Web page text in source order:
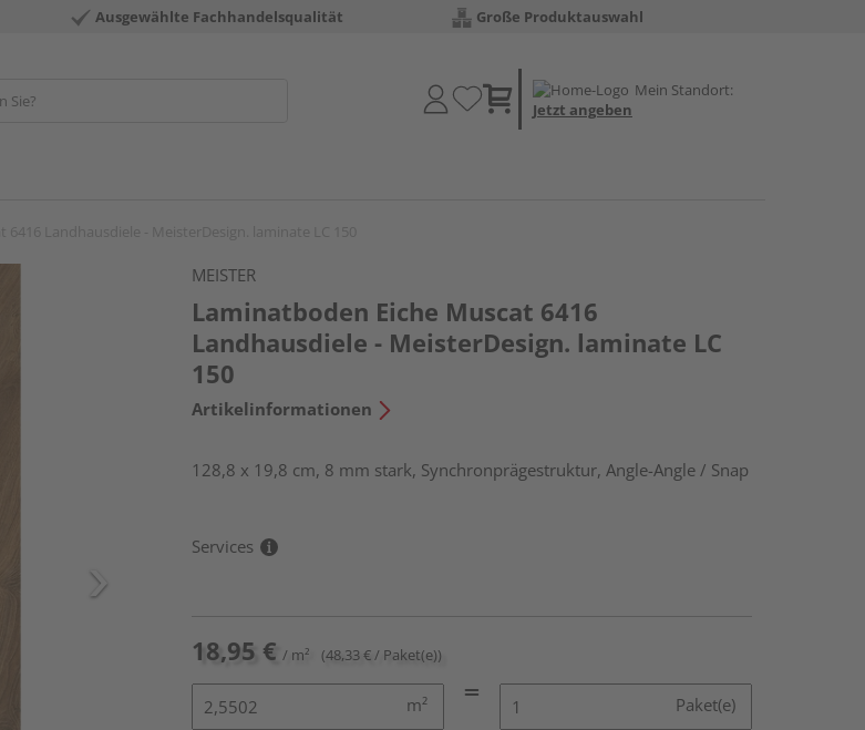
Ausgewählte Fachhandelsqualität Große Produktauswahl
Mein Standort:
Jetzt angeben
MEISTER
Laminatboden Eiche Muscat 6416
Landhausdiele - MeisterDesign. laminate LC
150
Artikelinformationen
128,8 x 19,8 cm, 8 mm stark, Synchronprägestruktur, Angle-Angle / Snap
Services
18,95 € / m² (48,33 € / Paket(e))
m² Paket(e)